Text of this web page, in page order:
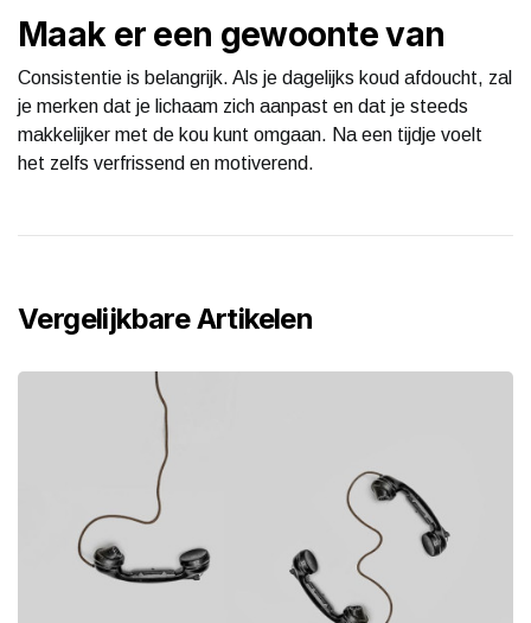
Maak er een gewoonte van
Consistentie is belangrijk. Als je dagelijks koud afdoucht, zal
je merken dat je lichaam zich aanpast en dat je steeds
makkelijker met de kou kunt omgaan. Na een tijdje voelt
het zelfs verfrissend en motiverend.
Vergelijkbare Artikelen